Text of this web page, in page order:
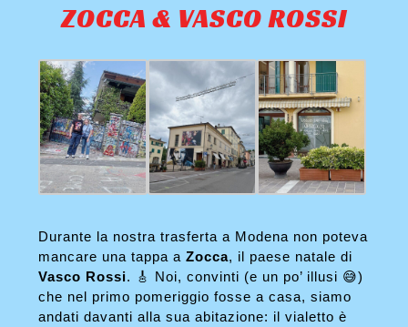
ZOCCA & VASCO ROSSI
Durante la nostra trasferta a Modena non poteva
mancare una tappa aZocca, il paese natale di
Vasco Rossi. 🎸 Noi, convinti (e un po’ illusi 😅)
che nel primo pomeriggio fosse a casa, siamo
andati davanti alla sua abitazione: il vialetto è